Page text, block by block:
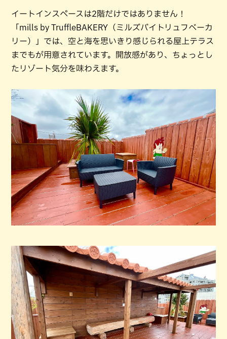
イートインスペースは2階だけではありません！
「mills by TruffleBAKERY（ミルズバイトリュフベーカ
リー）」では、空と海を思いきり感じられる屋上テラス
までもが用意されています。開放感があり、ちょっとし
たリゾート気分を味わえます。